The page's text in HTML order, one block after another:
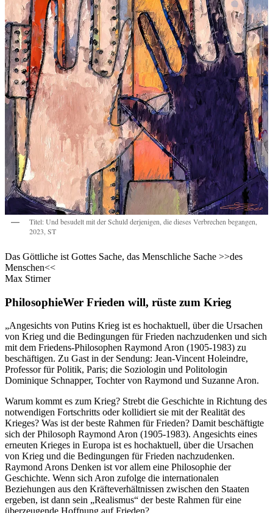
Titel: Und besudelt mit der Schuld derjenigen, die dieses Verbrechen begangen,
2023, ST
Das Göttliche ist Gottes Sache, das Menschliche Sache >>des
Menschen<<
Max Stirner
PhilosophieWer Frieden will, rüste zum Krieg
„Angesichts von Putins Krieg ist es hochaktuell, über die Ursachen
von Krieg und die Bedingungen für Frieden nachzudenken und sich
mit dem Friedens-Philosophen Raymond Aron (1905-1983) zu
beschäftigen. Zu Gast in der Sendung: Jean-Vincent Holeindre,
Professor für Politik, Paris; die Soziologin und Politologin
Dominique Schnapper, Tochter von Raymond und Suzanne Aron.
Warum kommt es zum Krieg? Strebt die Geschichte in Richtung des
notwendigen Fortschritts oder kollidiert sie mit der Realität des
Krieges? Was ist der beste Rahmen für Frieden? Damit beschäftigte
sich der Philosoph Raymond Aron (1905-1983). Angesichts eines
erneuten Krieges in Europa ist es hochaktuell, über die Ursachen
von Krieg und die Bedingungen für Frieden nachzudenken.
Raymond Arons Denken ist vor allem eine Philosophie der
Geschichte. Wenn sich Aron zufolge die internationalen
Beziehungen aus den Kräfteverhältnissen zwischen den Staaten
ergeben, ist dann sein „Realismus“ der beste Rahmen für eine